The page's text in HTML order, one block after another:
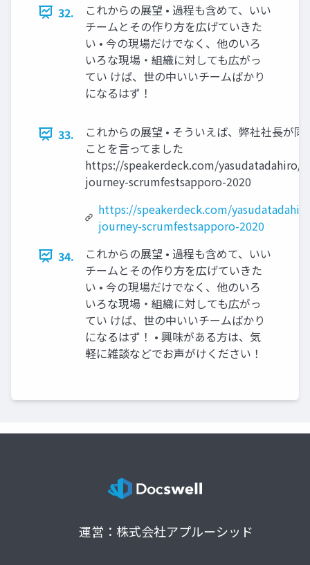
32.
これからの展望 • 過程も含めて、いい
チームとその作り方を広げていきた
い • 今の現場だけでなく、他のいろ
いろな現場・組織に対しても広がっ
てい けば、世の中いいチームばかり
になるはず！
33.
これからの展望 • そういえば、弊社社長が同
ことを言ってました
https://speakerdeck.com/yasudatadahiro/
journey-scrumfestsapporo-2020
https://speakerdeck.com/
journey-scrumfestsapporo-2020
34.
これからの展望 • 過程も含めて、いい
チームとその作り方を広げていきた
い • 今の現場だけでなく、他のいろ
いろな現場・組織に対しても広がっ
てい けば、世の中いいチームばかり
になるはず！ • 興味がある方は、気
軽に雑談などでお声がけください！
運営：株式会社アプルーシッド